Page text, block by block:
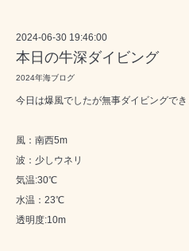
2024-06-30 19:46:00
本日の牛深ダイビング
2024年海ブログ
今日は爆風でしたが無事ダイビングでき
風：南西5m
波：少しウネリ
気温:30℃
水温：23℃
透明度:10m